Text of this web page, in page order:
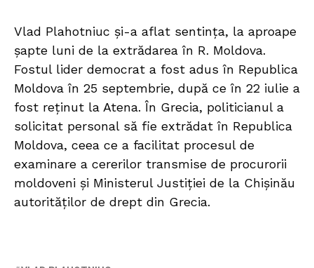
Vlad Plahotniuc și-a aflat sentința, la aproape
șapte luni de la extrădarea în R. Moldova.
Fostul lider democrat a fost adus în Republica
Moldova în 25 septembrie, după ce în 22 iulie a
fost reținut la Atena. În Grecia, politicianul a
solicitat personal să fie extrădat în Republica
Moldova, ceea ce a facilitat procesul de
examinare a cererilor transmise de procurorii
moldoveni și Ministerul Justiției de la Chișinău
autorităților de drept din Grecia.